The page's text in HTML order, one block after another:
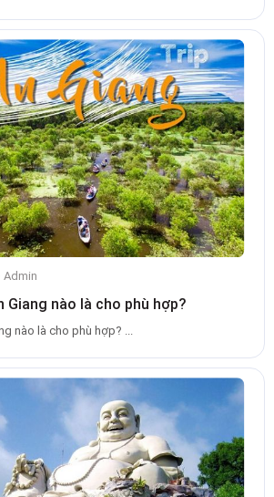
Admin
Giang nào là cho phù hợp?
nào là cho phù hợp? ...